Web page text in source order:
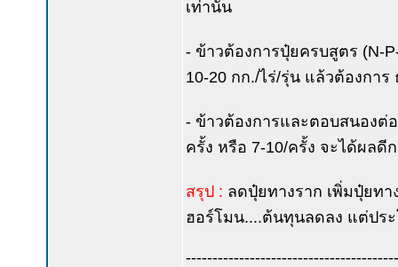
เท่านั้น
- ข้าวต้องการปุ๋ยครบสูตร (N-
10-20 กก./ไร่/รุ่น แล้วต้องกา
- ข้าวต้องการและตอบสนองต่
ครั้ง หรือ 7-10/ครั้ง จะได้ผลดี
สรุป : ลดปุ๋ยทางราก เพิ่มปุ๋ยท
ฮอร์โมน....ต้นทุนลดลง แต่ประ